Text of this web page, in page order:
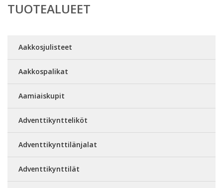
TUOTEALUEET
Aakkosjulisteet
Aakkospalikat
Aamiaiskupit
Adventtikyntteliköt
Adventtikynttilänjalat
Adventtikynttilät